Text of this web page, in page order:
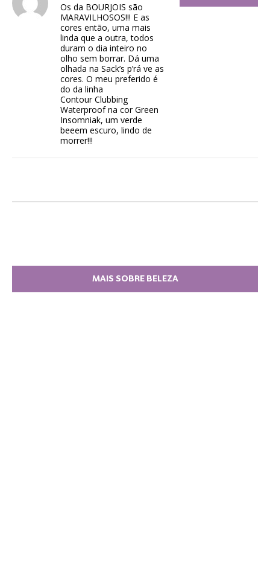
Os da BOURJOIS são
MARAVILHOSOS!!! E as
cores então, uma mais
linda que a outra, todos
duram o dia inteiro no
olho sem borrar. Dá uma
olhada na Sack’s p’rá ve as
cores. O meu preferido é
do da linha
Contour Clubbing
Waterproof na cor Green
Insomniak, um verde
beeem escuro, lindo de
morrer!!!
MAIS SOBRE BELEZA